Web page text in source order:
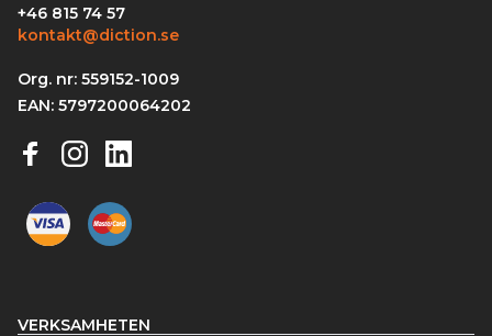
+46 815 74 57
kontakt@diction.se
Org. nr: 559152-1009
EAN: 5797200064202
VERKSAMHETEN